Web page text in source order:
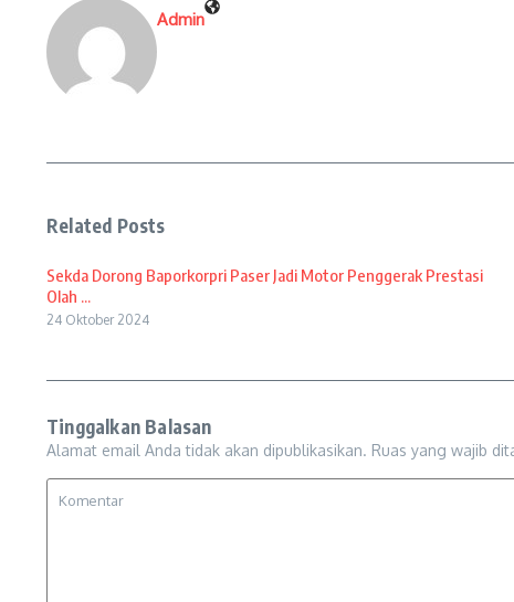
Admin
Related Posts
Sekda Dorong Baporkorpri Paser Jadi Motor Penggerak Prestasi
Olah ...
24 Oktober 2024
Tinggalkan Balasan
Alamat email Anda tidak akan dipublikasikan. Ruas yang wajib